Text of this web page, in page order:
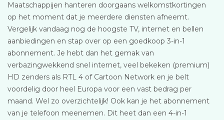
Maatschappijen hanteren doorgaans welkomstkortingen
op het moment dat je meerdere diensten afneemt.
Vergelijk vandaag nog de hoogste TV, internet en bellen
aanbiedingen en stap over op een goedkoop 3-in-1
abonnement. Je hebt dan het gemak van
verbazingwekkend snel internet, veel bekeken (premium)
HD zenders als RTL 4 of Cartoon Network en je belt
voordelig door heel Europa voor een vast bedrag per
maand. Wel zo overzichtelijk! Ook kan je het abonnement
van je telefoon meenemen. Dit heet dan een 4-in-1